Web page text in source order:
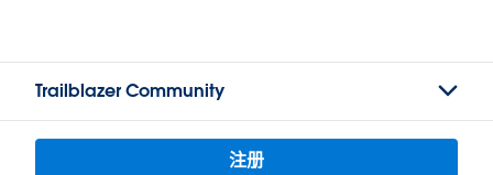
Trailblazer Community
注册